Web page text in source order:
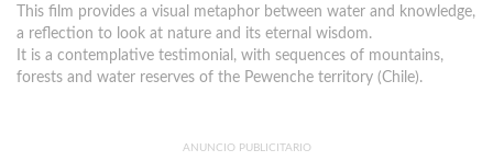
This film provides a visual metaphor between water and knowledge,
a reflection to look at nature and its eternal wisdom.
It is a contemplative testimonial, with sequences of mountains,
forests and water reserves of the Pewenche territory (Chile).
ANUNCIO PUBLICITARIO